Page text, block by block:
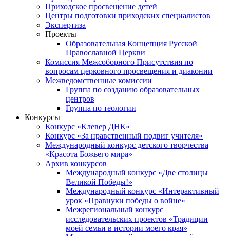
Приходское просвещение детей
Центры подготовки приходских специалистов
Экспертиза
Проекты
Образовательная Концепция Русской
Православной Церкви
Комиссия Межсоборного Присутствия по
вопросам церковного просвещения и диаконии
Межведомственные комиссии
Группа по созданию образовательных
центров
Группа по теологии
Конкурсы
Конкурс «Клевер ДНК»
Конкурс «За нравственный подвиг учителя»
Международный конкурс детского творчества
«Красота Божьего мира»
Архив конкурсов
Международный конкурс «Две столицы
Великой Победы!»
Международный конкурс «Интерактивный
урок «Правнуки победы о войне»
Межрегиональный конкурс
исследовательских проектов «Традиции
моей семьи в истории моего края»